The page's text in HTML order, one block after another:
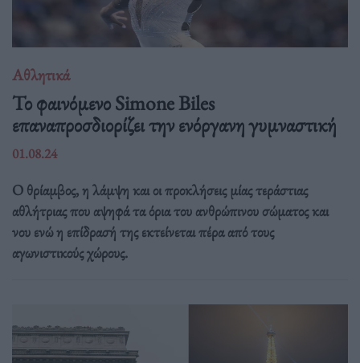
Αθλητικά
Το φαινόμενο Simone Biles
επαναπροσδιορίζει την ενόργανη γυμναστική
01.08.24
Ο θρίαμβος, η λάμψη και οι προκλήσεις μίας τεράστιας
αθλήτριας που αψηφά τα όρια του ανθρώπινου σώματος και
νου ενώ η επίδρασή της εκτείνεται πέρα από τους
αγωνιστικούς χώρους.